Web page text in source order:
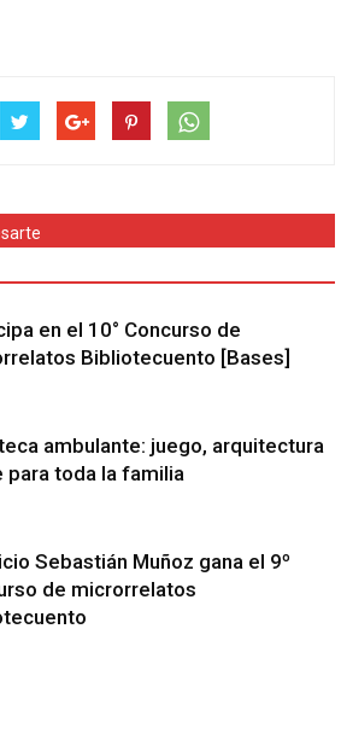
en el 10° Concurso de
Bibliotecuento [Bases]
ambulante: juego, arquitectura
para toda la familia
Sebastián Muñoz gana el 9º
de microrrelatos